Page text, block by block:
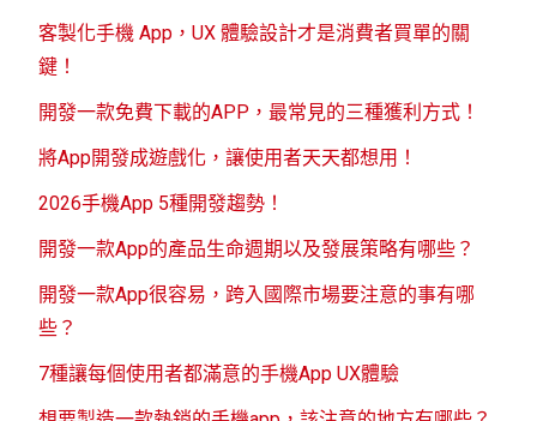
客製化手機 App，UX 體驗設計才是消費者買單的關
鍵！
開發一款免費下載的APP，最常見的三種獲利方式！
將App開發成遊戲化，讓使用者天天都想用！
2026手機App 5種開發趨勢！
開發一款App的產品生命週期以及發展策略有哪些？
開發一款App很容易，跨入國際市場要注意的事有哪
些？
7種讓每個使用者都滿意的手機App UX體驗